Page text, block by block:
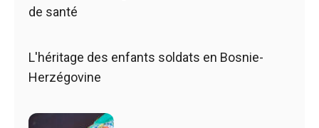
de santé
L'héritage des enfants soldats en Bosnie-
Herzégovine